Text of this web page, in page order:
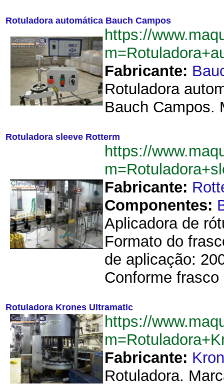
Rotuladora automática Bauch Campos
https://
Fabricante:
Rotuladora
Bauch Campos.
Rotuladora sleeve Rotterm
https://
Fabricante:
Componentes:
Aplicadora de
Formato do
de aplicação:
Conforme
Rotuladora Krones Ultramatic
https://
Fabricante:
Rotuladora.